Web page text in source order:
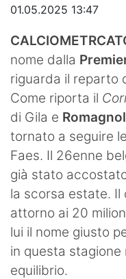
01.05.2025 13:47
nome dalla
riguarda il reparto
Come riporta il
di Gila e
tornato a seguire
Faes. Il 26enne
già stato
la scorsa estate. Il
attorno ai 20
lui il nome giusto
in questa stagione
equilibrio.